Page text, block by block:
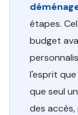
étapes.
budget
l'esprit
que seul
des accès,